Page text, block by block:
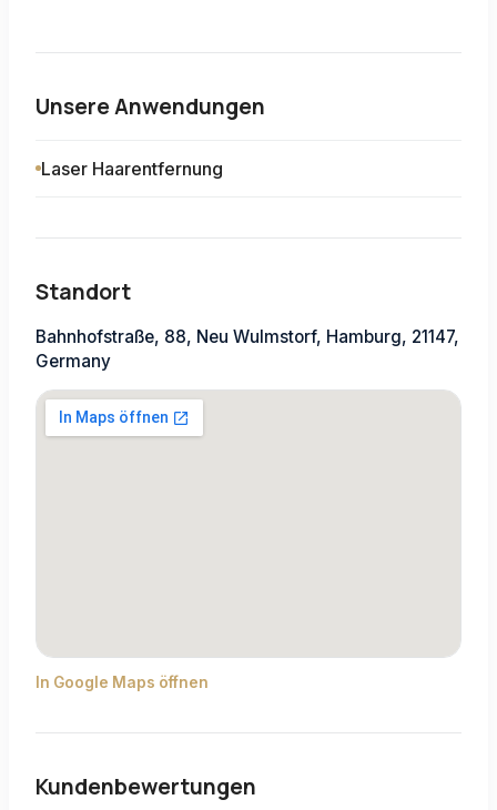
Unsere Anwendungen
Laser Haarentfernung
Standort
Bahnhofstraße, 88, Neu Wulmstorf, Hamburg, 21147,
Germany
In Google Maps öffnen
Kundenbewertungen